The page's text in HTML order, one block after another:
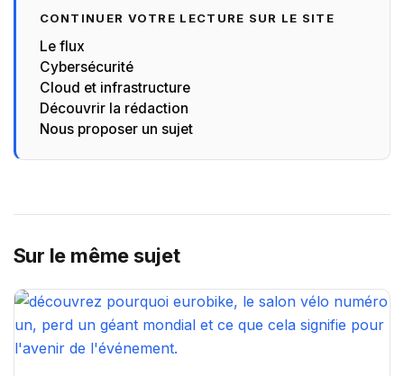
CONTINUER VOTRE LECTURE SUR LE SITE
Le flux
Cybersécurité
Cloud et infrastructure
Découvrir la rédaction
Nous proposer un sujet
Sur le même sujet